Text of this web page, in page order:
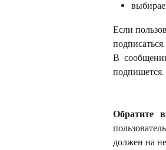
Если
подписаться.
В
подпишется.
Обратите
должен на